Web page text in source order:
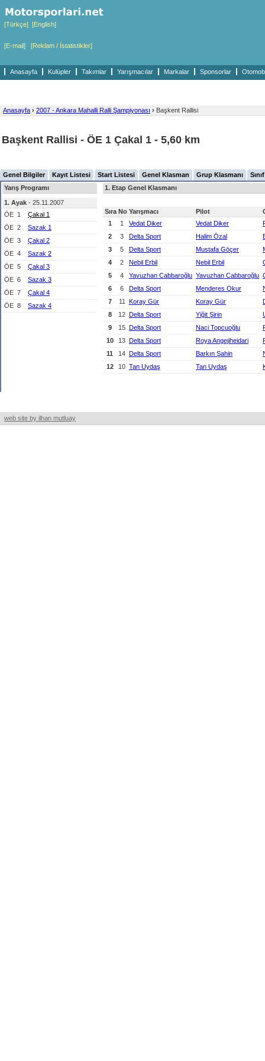
[Türkçe] [English]
[E-mail] [Reklam / İstatistikler]
Anasayfa Kulüpler Takımlar Yarışmacılar Markalar Sponsorlar
Anasayfa › 2007 - Ankara Mahalli Ralli Şampiyonası › Başkent Rallisi
Başkent Rallisi - ÖE 1 Çakal 1 - 5,60 km
Genel Bilgiler Kayıt Listesi Start Listesi Genel Klasman Grup Klasmanı
Yarış Programı
1. Ayak - 25.11.2007
ÖE 1
Çakal 1
ÖE 2
Sazak 1
ÖE 3
Çakal 2
ÖE 4
Sazak 2
ÖE 5
Çakal 3
ÖE 6
Sazak 3
ÖE 7
Çakal 4
ÖE 8 Sazak 4
1. Etap Genel Klasmanı
Sıra No Yarışmacı Pilot
1
1 Vedat Diker Vedat Diker
2
3 Delta Sport Halim Özal
3
5 Delta Sport Mustafa Göçer
4
2 Nebil Erbil Nebil Erbil
5
4 Yavuzhan Cabbaroğlu Yavuzhan Cabbaroğlu
6
6 Delta Sport Menderes Okur
7
11 Koray Gür Koray Gür
8
12 Delta Sport Yiğit Şirin
9
15 Delta Sport Naci Topcuoğlu
10
13 Delta Sport Roya Angejiheidari
11
14 Delta Sport Barkın Şahin
12
10 Tan Uydaş Tan Uydaş
web site by ilhan mutluay